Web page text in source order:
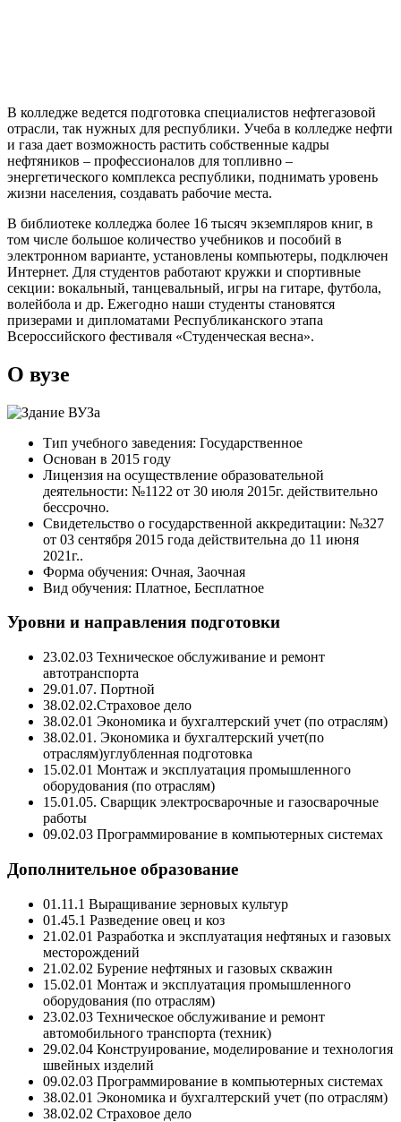
В колледже ведется подготовка специалистов нефтегазовой
отрасли, так нужных для республики. Учеба в колледже нефти
и газа дает возможность растить собственные кадры
нефтяников – профессионалов для топливно –
энергетического комплекса республики, поднимать уровень
жизни населения, создавать рабочие места.
В библиотеке колледжа более 16 тысяч экземпляров книг, в
том числе большое количество учебников и пособий в
электронном варианте, установлены компьютеры, подключен
Интернет. Для студентов работают кружки и спортивные
секции: вокальный, танцевальный, игры на гитаре, футбола,
волейбола и др. Ежегодно наши студенты становятся
призерами и дипломатами Республиканского этапа
Всероссийского фестиваля «Студенческая весна».
О вузе
Тип учебного заведения: Государственное
Основан в 2015 году
Лицензия на осуществление образовательной
деятельности: №1122 от 30 июля 2015г. действительно
бессрочно.
Свидетельство о государственной аккредитации: №327
от 03 сентября 2015 года действительна до 11 июня
2021г..
Форма обучения: Очная, Заочная
Вид обучения: Платное, Бесплатное
Уровни и направления подготовки
23.02.03 Техническое обслуживание и ремонт
автотранспорта
29.01.07. Портной
38.02.02.Страховое дело
38.02.01 Экономика и бухгалтерский учет (по отраслям)
38.02.01. Экономика и бухгалтерский учет(по
отраслям)углубленная подготовка
15.02.01 Монтаж и эксплуатация промышленного
оборудования (по отраслям)
15.01.05. Сварщик электросварочные и газосварочные
работы
09.02.03 Программирование в компьютерных системах
Дополнительное образование
01.11.1 Выращивание зерновых культур
01.45.1 Разведение овец и коз
21.02.01 Разработка и эксплуатация нефтяных и газовых
месторождений
21.02.02 Бурение нефтяных и газовых скважин
15.02.01 Монтаж и эксплуатация промышленного
оборудования (по отраслям)
23.02.03 Техническое обслуживание и ремонт
автомобильного транспорта (техник)
29.02.04 Конструирование, моделирование и технология
швейных изделий
09.02.03 Программирование в компьютерных системах
38.02.01 Экономика и бухгалтерский учет (по отраслям)
38.02.02 Страховое дело